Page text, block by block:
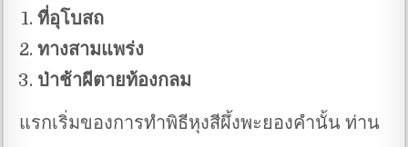
ที่อุโบสถ
ทางสามแพร่ง
ป่าช้าผีตายท้องกลม
แรกเริ่มของการทำพิธีหุงสีผึ้งพะยองคำนั้น ท่าน